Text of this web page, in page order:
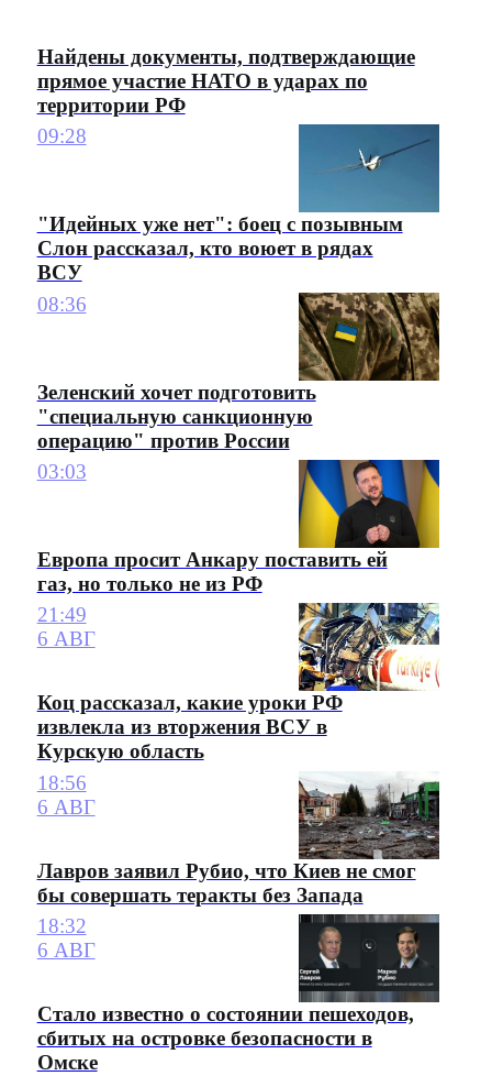
Найдены документы, подтверждающие
прямое участие НАТО в ударах по
территории РФ
09:28
"Идейных уже нет": боец с позывным
Слон рассказал, кто воюет в рядах
ВСУ
08:36
Зеленский хочет подготовить
"специальную санкционную
операцию" против России
03:03
Европа просит Анкару поставить ей
газ, но только не из РФ
21:49
6 АВГ
Коц рассказал, какие уроки РФ
извлекла из вторжения ВСУ в
Курскую область
18:56
6 АВГ
Лавров заявил Рубио, что Киев не смог
бы совершать теракты без Запада
18:32
6 АВГ
Стало известно о состоянии пешеходов,
сбитых на островке безопасности в
Омске